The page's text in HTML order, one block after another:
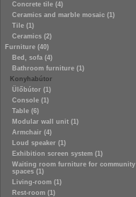
Concrete tile (4)
Ceramics and marble mosaic (1)
Tile (1)
Ceramics (2)
Furniture (40)
Bed, sofa (4)
Bathroom furniture (1)
Konyhabútor
Ülőbútor (1)
Console (1)
Table (6)
Modular wall unit (1)
Armchair (4)
Loud speaker (1)
Exhibition screen system (1)
Waiting room furniture for community
spaces (1)
Living-room (1)
Rest-room (1)